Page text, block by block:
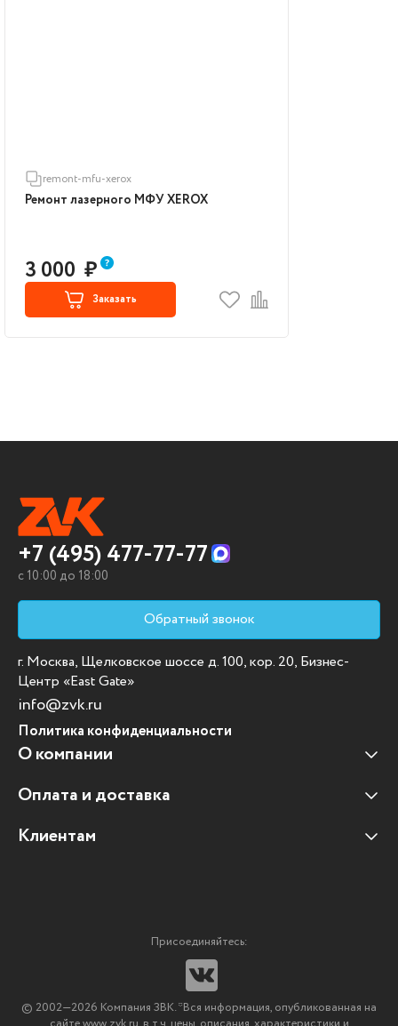
remont-mfu-xerox
Ремонт лазерного МФУ XEROX
3 000 ₽
Заказать
+7 (495) 477-77-77
c 10:00 до 18:00
Обратный звонок
г. Москва, Щелковское шоссе д. 100, кор. 20, Бизнес-
Центр «East Gate»
info@zvk.ru
Политика конфиденциальности
О компании
Наши клиенты
Отзывы клиентов
Оплата и доставка
Оплата и доставка
Клиентам
Мультимедийное оборудование
© 2002—2026 Компания ЗВК. *Вся информация, опубликованная на
Присоединяйтесь: